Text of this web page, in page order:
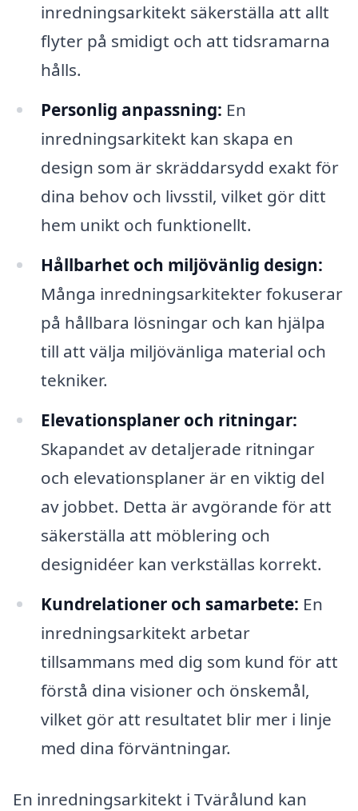
inredningsarkitekt säkerställa att allt
flyter på smidigt och att tidsramarna
hålls.
Personlig anpassning: En
inredningsarkitekt kan skapa en
design som är skräddarsydd exakt för
dina behov och livsstil, vilket gör ditt
hem unikt och funktionellt.
Hållbarhet och miljövänlig design:
Många inredningsarkitekter fokuserar
på hållbara lösningar och kan hjälpa
till att välja miljövänliga material och
tekniker.
Elevationsplaner och ritningar:
Skapandet av detaljerade ritningar
och elevationsplaner är en viktig del
av jobbet. Detta är avgörande för att
säkerställa att möblering och
designidéer kan verkställas korrekt.
Kundrelationer och samarbete: En
inredningsarkitekt arbetar
tillsammans med dig som kund för att
förstå dina visioner och önskemål,
vilket gör att resultatet blir mer i linje
med dina förväntningar.
En inredningsarkitekt i Tvärålund kan